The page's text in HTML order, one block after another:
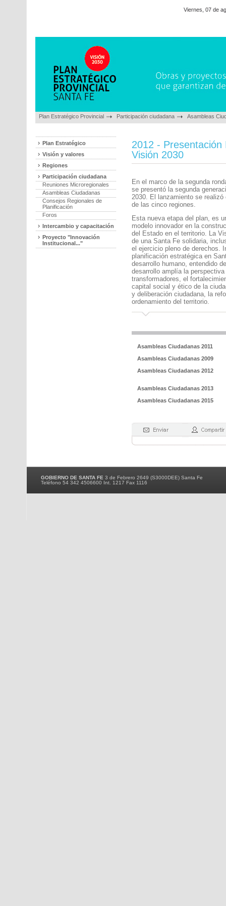
Viernes, 07 de
Plan Estratégico Provincial Participación ciudadana Asambleas
Plan Estratégico
Visión y valores
Regiones
Participación ciudadana
Reuniones Microregionales
Asambleas Ciudadanas
Consejos Regionales de
Planificación
Foros
Intercambio y capacitación
Proyecto "Innovación
Institucional..."
2012 - Presentación
Visión 2030
En el marco de la segunda
se presentó la segunda
2030. El lanzamiento se
de las cinco regiones.
Esta nueva etapa del plan, es
modelo innovador en la
del Estado en el territorio. La
de una Santa Fe solidaria,
el ejercicio pleno de derechos.
planificación estratégica en
desarrollo humano, entendido
desarrollo amplía la
transformadores, el
capital social y ético de la
y deliberación ciudadana, la
ordenamiento del territorio.
Asambleas Ciudadanas 2011
Asambleas Ciudadanas 2009
Asambleas Ciudadanas 2012
Asambleas Ciudadanas 2013
Asambleas Ciudadanas 2015
GOBIERNO DE SANTA FE 3 de Febrero 2649 (S3000DEE) Santa Fe
Teléfono 54 342 4506600 Int. 1217 Fax 1116